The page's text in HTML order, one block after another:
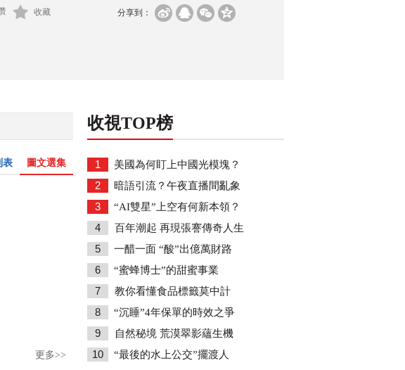
分享到：
收藏
圖文選集
表
更多>>
收視TOP榜
1 美國為何盯上中國光模塊？
2 暗語引流？午夜直播間亂象
3 “AI雙星”上空有何新本領？
4 百年潮起 再現張謇傳奇人生
5 一醋一面 “酸”出億萬財路
6 “蜜蜂博士”的甜蜜事業
7 教你看懂食品標籤莫中計
8 “沉睡”4年保單的時效之爭
9 自然秘境 荒漠翠影蘊生機
10 “最後的水上公交”擺渡人